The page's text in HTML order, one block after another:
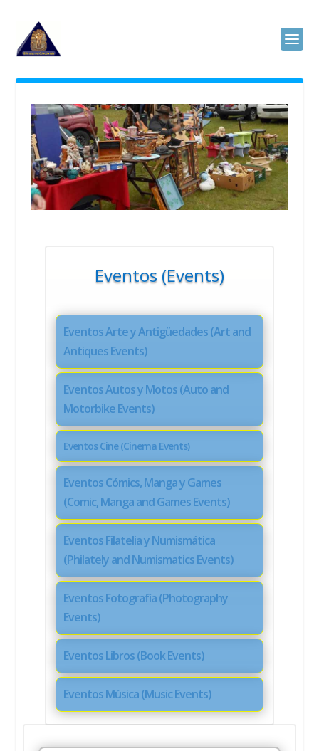
Eventos (Events)
Eventos Arte y Antigüedades (Art and
Antiques Events)
Eventos Autos y Motos (Auto and
Motorbike Events)
Eventos Cine (Cinema Events)
Eventos Cómics, Manga y Games
(Comic, Manga and Games Events)
Eventos Filatelia y Numismática
(Philately and Numismatics Events)
Eventos Fotografía (Photography
Events)
Eventos Libros (Book Events)
Eventos Música (Music Events)